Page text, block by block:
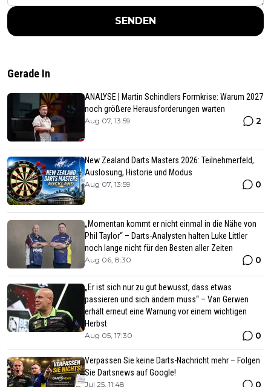
SENDEN
Gerade In
ANALYSE | Martin Schindlers Formkrise: Warum 2027
noch größere Herausforderungen warten
Aug 07, 13:59 2
New Zealand Darts Masters 2026: Teilnehmerfeld,
Auslosung, Historie und Modus
Aug 07, 13:59 0
„Momentan kommt er nicht einmal in die Nähe von
Phil Taylor“ – Darts-Analysten halten Luke Littler
noch lange nicht für den Besten aller Zeiten
Aug 06, 8:30 0
„Er ist sich nur zu gut bewusst, dass etwas
passieren und sich ändern muss“ – Van Gerwen
erhält erneut eine Warnung vor einem wichtigen
Herbst
Aug 05, 17:30 0
Verpassen Sie keine Darts-Nachricht mehr – Folgen
Sie Dartsnews auf Google!
Jul 25, 11:48 0